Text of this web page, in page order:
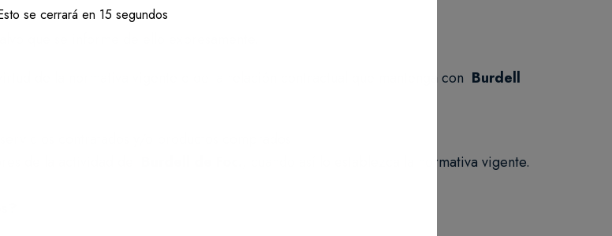
de la normativa vigente o de la relación contractual que mantenga con Burdell
contratados y/o productos comprados.
de la actividad de
, cuando así lo establezca la normativa vigente.
se cerrará en 14 segundos